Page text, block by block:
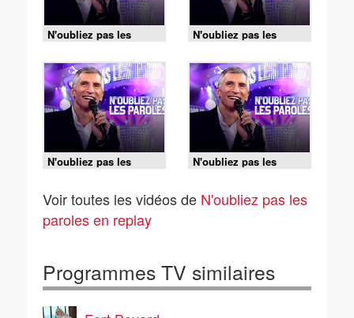
N'oubliez pas les
paroles - 05/08/2026
N'oubliez pas les
paroles - 05/08/2026
N'oubliez pas les
paroles - 04/08/2026
N'oubliez pas les
paroles - 04/08/2026
Voir toutes les vidéos de N'oubliez pas les
paroles en replay
Programmes TV similaires